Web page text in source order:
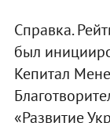
Справка.
был
Кепитал
«Развитие